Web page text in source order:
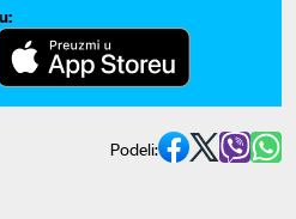
Podeli: